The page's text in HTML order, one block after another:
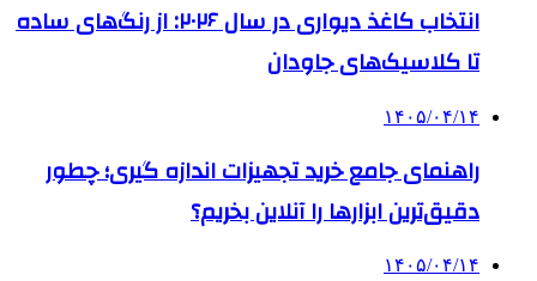
انتخاب کاغذ دیواری در سال ۲۰۲۶: از رنگ‌های ساده
تا کلاسیک‌های جاودان
۱۴۰۵/۰۴/۱۴
راهنمای جامع خرید تجهیزات اندازه گیری؛ چطور
دقیق‌ترین ابزارها را آنلاین بخریم؟
۱۴۰۵/۰۴/۱۴